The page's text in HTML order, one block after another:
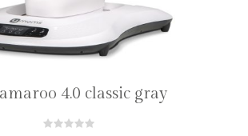
4.0 classic gray